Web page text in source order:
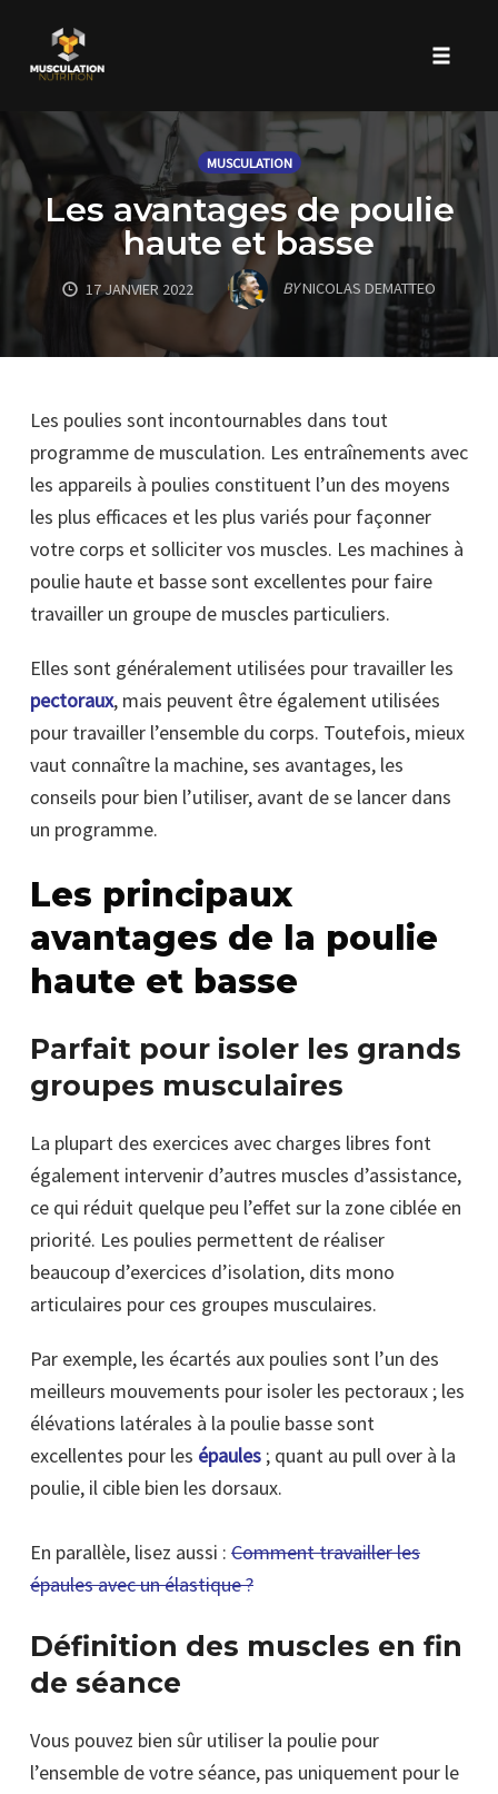
Skip
to
content
MUSCULATION
Les avantages de poulie
haute et basse
17 JANVIER 2022 BYNICOLAS DEMATTEO
Les poulies sont incontournables dans tout
programme de musculation. Les entraînements avec
les appareils à poulies constituent l’un des moyens
les plus efficaces et les plus variés pour façonner
votre corps et solliciter vos muscles. Les machines à
poulie haute et basse sont excellentes pour faire
travailler un groupe de muscles particuliers.
Elles sont généralement utilisées pour travailler les
pectoraux, mais peuvent être également utilisées
pour travailler l’ensemble du corps. Toutefois, mieux
vaut connaître la machine, ses avantages, les
conseils pour bien l’utiliser, avant de se lancer dans
un programme.
Les principaux
avantages de la poulie
haute et basse
Parfait pour isoler les grands
groupes musculaires
La plupart des exercices avec charges libres font
également intervenir d’autres muscles d’assistance,
ce qui réduit quelque peu l’effet sur la zone ciblée en
priorité. Les poulies permettent de réaliser
beaucoup d’exercices d’isolation, dits mono
articulaires pour ces groupes musculaires.
Par exemple, les écartés aux poulies sont l’un des
meilleurs mouvements pour isoler les pectoraux ; les
élévations latérales à la poulie basse sont
excellentes pour les épaules ; quant au pull over à la
poulie, il cible bien les dorsaux.
En parallèle, lisez aussi : Comment travailler les
épaules avec un élastique ?
Définition des muscles en fin
de séance
Vous pouvez bien sûr utiliser la poulie pour
l’ensemble de votre séance, pas uniquement pour le